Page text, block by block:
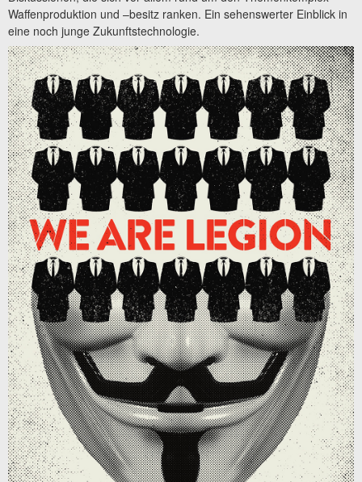
Waffenproduktion und –besitz ranken. Ein sehenswerter Einblick in
eine noch junge Zukunftstechnologie.